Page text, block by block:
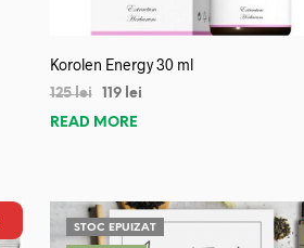
Korolen Energy 30 ml
125lei 119 lei
READ MORE
STOC EPUIZAT